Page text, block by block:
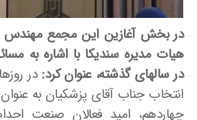
در بخش آغازین این مجمع مهندس
هیات مدیره سندیکا با اشاره به
در سالهای گذشته، عنوان کرد:در
انتخاب جناب آقای پزشکیان به
چهاردهم، امید فعالان صنعت